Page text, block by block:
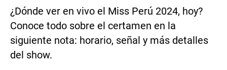
¿Dónde ver en vivo el Miss Perú 2024, hoy?
Conoce todo sobre el certamen en la
siguiente nota: horario, señal y más detalles
del show.